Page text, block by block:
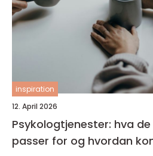
inspiration
12. April 2026
Psykologtjenester: hva
passer for og hvordan